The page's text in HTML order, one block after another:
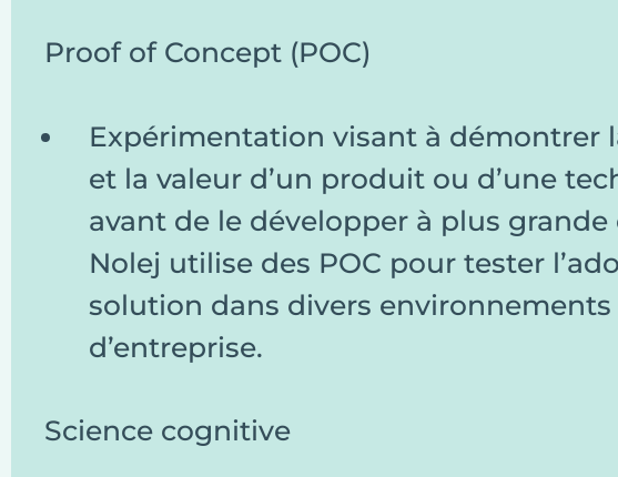
Proof of Concept (POC)
Expérimentation visant à démontrer
et la valeur d’un produit ou d’une
avant de le développer à plus grande
Nolej utilise des POC pour tester
solution dans divers
d’entreprise.
Science cognitive